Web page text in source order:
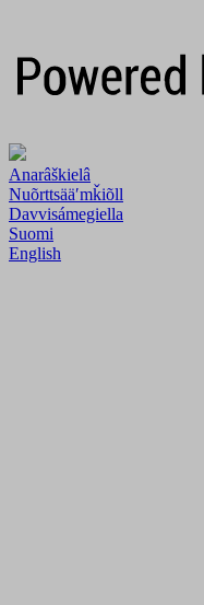
Anarâškielâ
Nuõrttsääʹmǩiõll
Davvisámegiella
Suomi
English